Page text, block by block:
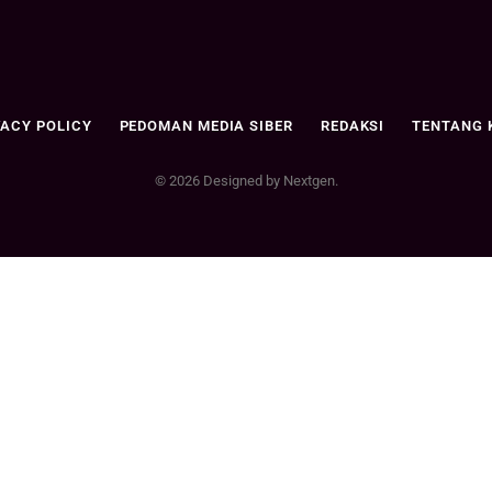
POLICY PEDOMAN MEDIA SIBER REDAKSI TENTANG
© 2026 Designed by Nextgen.